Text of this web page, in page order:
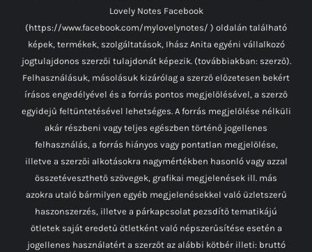
Lovely Notes Facebook
(https://www.facebook.com/mylovelynotes/ ) oldalán található
képek, termékek, szolgáltatások, Ihász Anita egyéni vállalkozó
jogtulajdonos szerzői tulajdonát képezik. (továbbiakban: szerző).
Felhasználásuk, másolásuk kizárólag a szerző előzetesen bekért
írásos engedélyével és a forrás pontos megjelölésével, a szerző
egyidejű feltüntetésével lehetséges. A forrás megjelölése nélküli
akár részbeni vagy teljes egészben történő jogellenes
felhasználás, a forrás hiányos vagy pontatlan megjelölése,
illetve a szerzői alkotásokra nagymértékben hasonló vagy azzal
összetéveszthető szövegek, grafikai megjelenések ill. más
azokra utaló bármilyen egyéb megjelenésekkel való üzletszerű
haszonszerzés, illetve a párkapcsolat pezsdítő tematikájú
ötletek saját eredetű ötletként való népszerűsítése esetén a
jogellenes használatért a szerzőt az alábbi kötbér illeti: bruttó